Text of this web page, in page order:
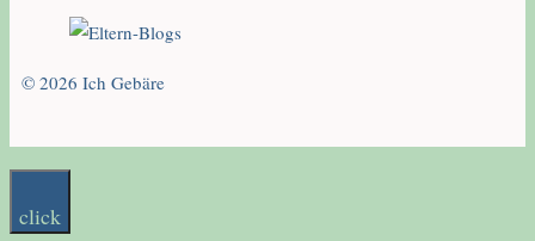
© 2026 Ich Gebäre
click